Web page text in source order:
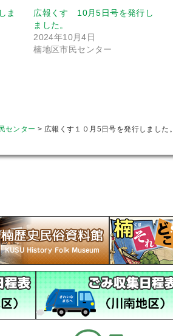
ま
広報くす 10月5日号を発行し
ました。
2024年10月4日
楠地区市民センター
センター > 広報くす１０月5日号を発行しました。